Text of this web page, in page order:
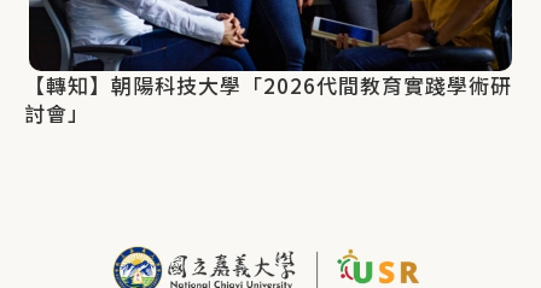
【轉知】朝陽科技大學「2026代間教育實踐學術研
討會」